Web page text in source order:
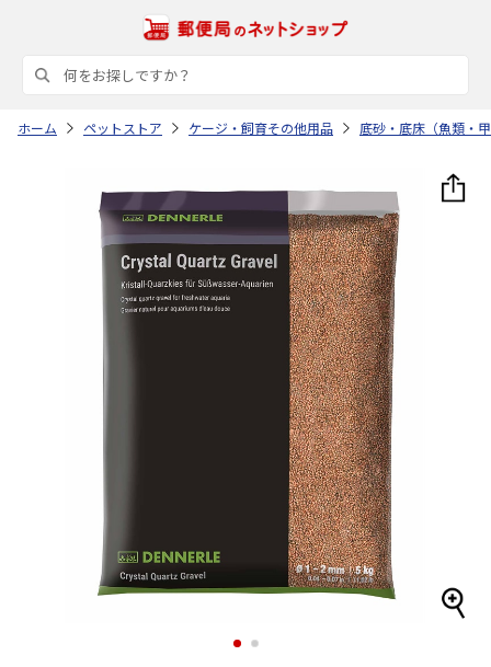
ホーム ペットストア ケージ・飼育その他用品 底砂・底床（魚類・
1 2